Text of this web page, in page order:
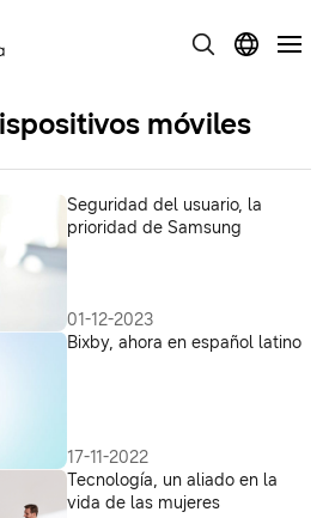
móviles
Seguridad del usuario, la
prioridad de Samsung
01-12-2023
Bixby, ahora en español latino
17-11-2022
Tecnología, un aliado en la
vida de las mujeres